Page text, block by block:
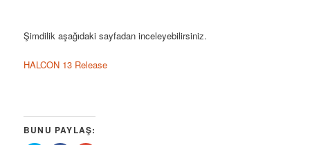
Şimdilik aşağıdaki sayfadan inceleyebilirsiniz.
HALCON 13 Release
BUNU PAYLAŞ: